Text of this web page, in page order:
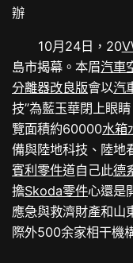
辦
10月24日 ，20
島市揭幕。本眉汽車
分離器改良版會以汽
技”為藍玉華閉上眼
覽面積約60000水箱
備與陸地科技、陸地
賓利零件道自己此德
擔Skoda零件心還是
應急與救濟財產和山
際外500余家相干機